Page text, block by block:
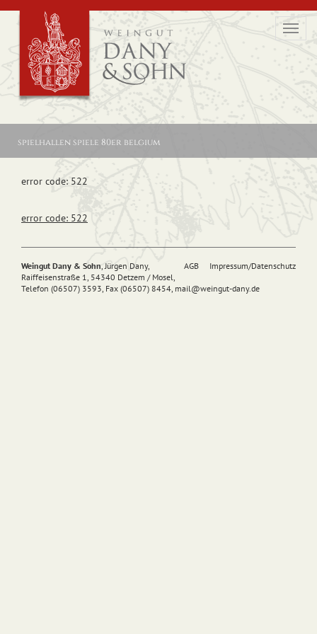
spielhallen spiele 80er belgium
error code: 522
error code: 522
AGB Impressum/Datenschutz
Weingut Dany & Sohn, Jürgen Dany,
Raiffeisenstraße 1, 54340 Detzem / Mosel,
Telefon (06507) 3593, Fax (06507) 8454, mail@weingut-dany.de